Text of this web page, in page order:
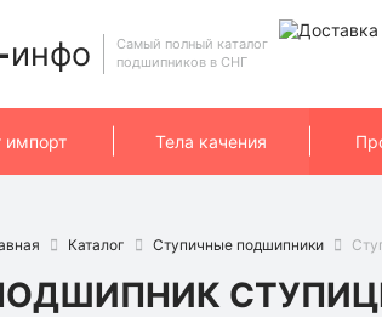
инфо
Самый полный каталог
подшипников в СНГ
импорт Тела качения
Каталог Ступичные подшипники